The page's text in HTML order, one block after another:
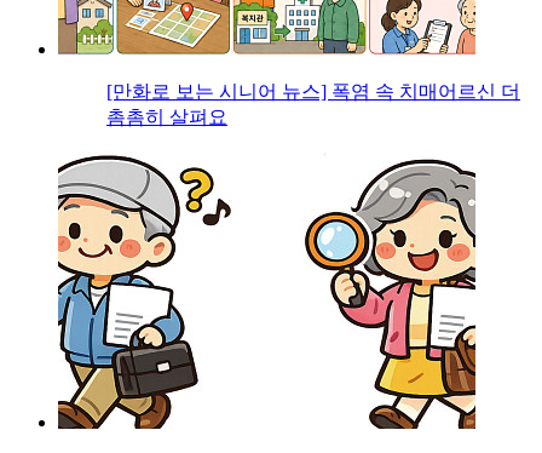
[만화로 보는 시니어 뉴스] 폭염 속 치매어르신 더
촘촘히 살펴요